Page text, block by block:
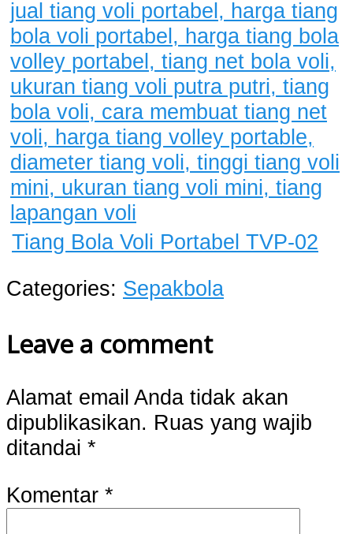
Tiang Bola Voli Portabel TVP-02
Categories: Sepakbola
Leave a comment
Alamat email Anda tidak akan
dipublikasikan. Ruas yang wajib
ditandai *
Komentar *